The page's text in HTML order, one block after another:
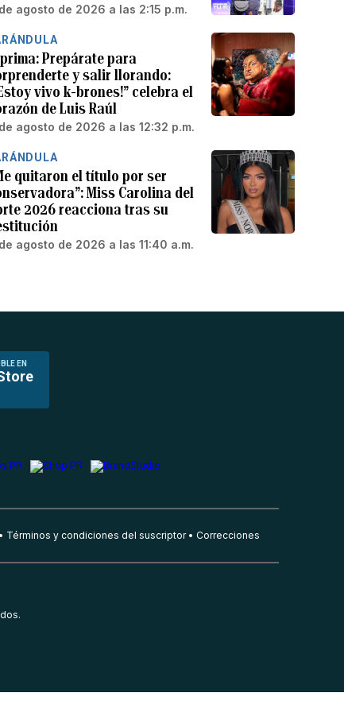
agosto de 2026 a las 2:15 p.m.
Prepárate para
y salir llorando:
vivo k-brones!” celebra el
de Luis Raúl
agosto de 2026 a las 12:32 p.m.
quitaron el título por ser
Miss Carolina del
2026 reacciona tras su
agosto de 2026 a las 11:40 a.m.
EN
Términos y condiciones del suscriptor Correcciones